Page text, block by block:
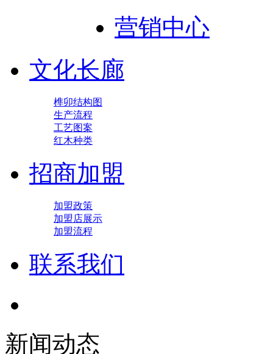
营销中心
文化长廊
榫卯结构图
生产流程
工艺图案
红木种类
招商加盟
加盟政策
加盟店展示
加盟流程
联系我们
新闻动态